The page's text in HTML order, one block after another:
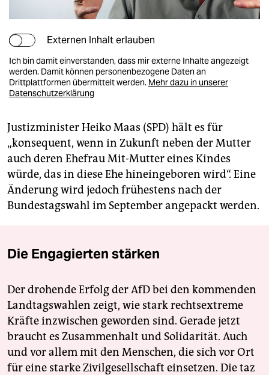
Externen Inhalt erlauben
Ich bin damit einverstanden, dass mir externe Inhalte angezeigt
werden. Damit können personenbezogene Daten an
Drittplattformen übermittelt werden. Mehr dazu in unserer
Datenschutzerklärung
Justizminister Heiko Maas (SPD) hält es für
„konsequent, wenn in Zukunft neben der Mutter
auch deren Ehefrau Mit-Mutter eines Kindes
würde, das in diese Ehe hineingeboren wird“. Eine
Änderung wird jedoch frühestens nach der
Bundestagswahl im September angepackt werden.
Die Engagierten stärken
Der drohende Erfolg der AfD bei den kommenden
Landtagswahlen zeigt, wie stark rechtsextreme
Kräfte inzwischen geworden sind. Gerade jetzt
braucht es Zusammenhalt und Solidarität. Auch
und vor allem mit den Menschen, die sich vor Ort
für eine starke Zivilgesellschaft einsetzen. Die taz